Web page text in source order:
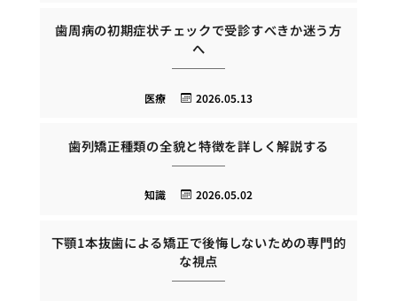
歯周病の初期症状チェックで受診すべきか迷う方
へ
2026.05.13
医療
歯列矯正種類の全貌と特徴を詳しく解説する
2026.05.02
知識
下顎1本抜歯による矯正で後悔しないための専門的
な視点